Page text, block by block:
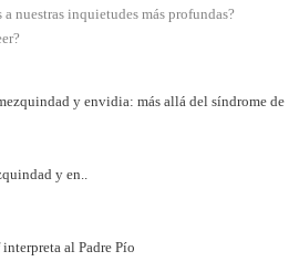
nuestras inquietudes más profundas?
y en..